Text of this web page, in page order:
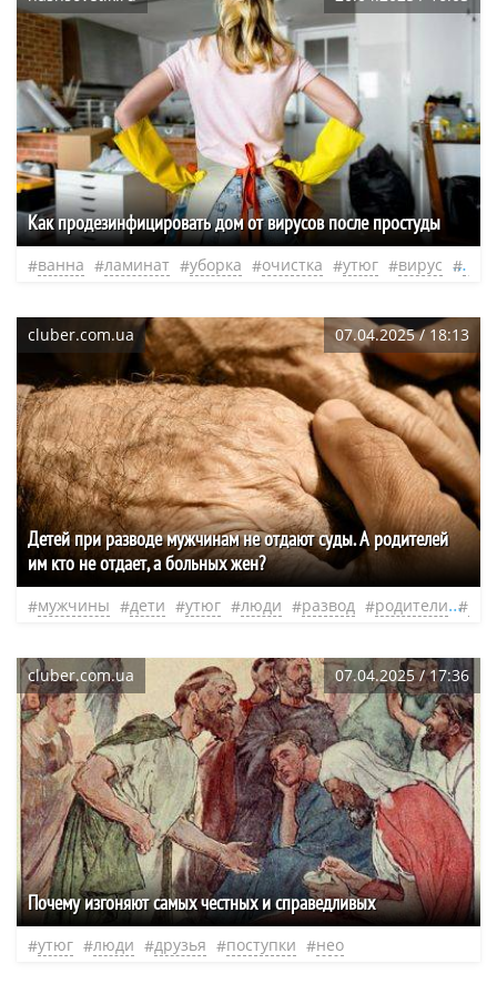
Как продезинфицировать дом от вирусов после простуды
ванна ламинат уборка очистка утюг вирус нео
cluber.com.ua 07.04.2025 / 18:13
Детей при разводе мужчинам не отдают суды. А родителей
им кто не отдает, а больных жен?
мужчины дети утюг люди развод родители
cluber.com.ua 07.04.2025 / 17:36
Почему изгоняют самых честных и справедливых
утюг люди друзья поступки нео